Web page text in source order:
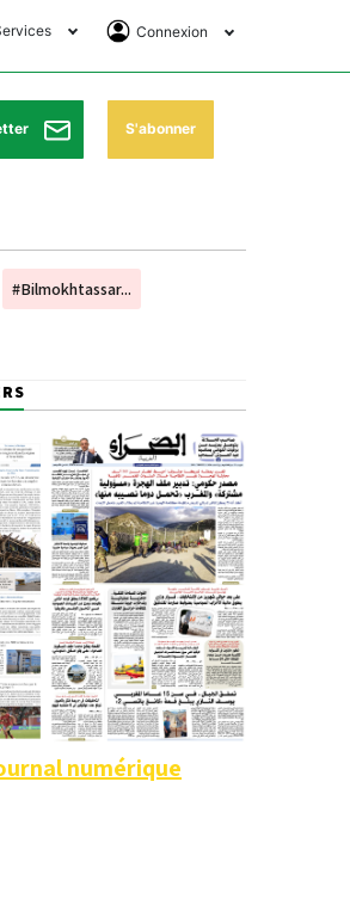
garde
Connexion
Se Connecter
AbonnementS'abonner
#Bilmokhtassar...
numérique